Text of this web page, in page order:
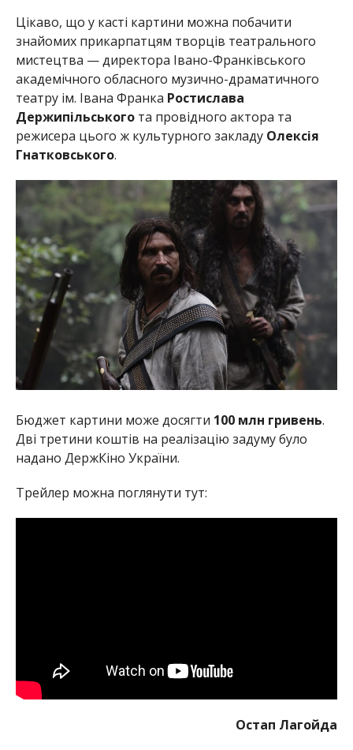
Цікаво, що у касті картини можна побачити
знайомих прикарпатцям творців театрального
мистецтва — директора Івано-Франківського
академічного обласного музично-драматичного
театру ім. Івана Франка Ростислава
Держипільськогота провідного актора та
режисера цього ж культурного закладу Олексія
Гнатковського.
Бюджет картини може досягти 100 млн гривень.
Дві третини коштів на реалізацію задуму було
надано ДержКіно України.
Трейлер можна поглянути тут:
Остап Лагойда